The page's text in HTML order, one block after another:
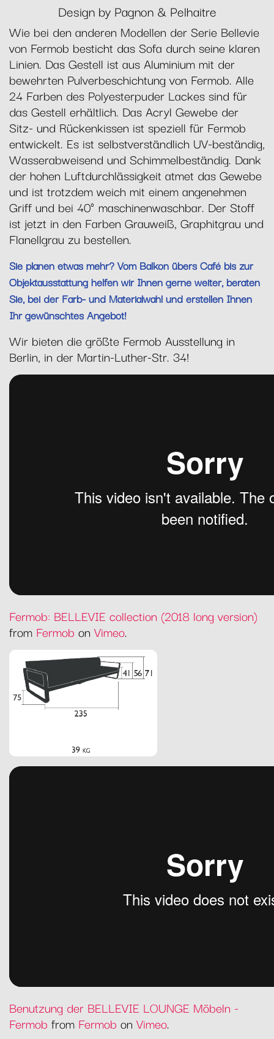
Design by Pagnon & Pelhaitre
Wie bei den anderen Modellen der Serie Bellevie
von Fermob besticht das Sofa durch seine klaren
Linien. Das Gestell ist aus Aluminium mit der
bewehrten Pulverbeschichtung von Fermob. Alle
24 Farben des Polyesterpuder Lackes sind für
das Gestell erhältlich. Das Acryl Gewebe der
Sitz- und Rückenkissen ist speziell für Fermob
entwickelt. Es ist selbstverständlich UV-beständig,
Wasserabweisend und Schimmelbeständig. Dank
der hohen Luftdurchlässigkeit atmet das Gewebe
und ist trotzdem weich mit einem angenehmen
Griff und bei 40° maschinenwaschbar. Der Stoff
ist jetzt in den Farben Grauweiß, Graphitgrau und
Flanellgrau zu bestellen.
Sie planen etwas mehr? Vom Balkon übers Café bis zur
Objektausstattung helfen wir Ihnen gerne weiter, beraten
Sie, bei der Farb- und Materialwahl und erstellen Ihnen
Ihr gewünschtes Angebot!
Wir bieten die größte Fermob Ausstellung in
Berlin, in der Martin-Luther-Str. 34!
Fermob: BELLEVIE collection (2018 long version)
from Fermob on Vimeo.
Benutzung der BELLEVIE LOUNGE Möbeln -
Fermob from Fermob on Vimeo.